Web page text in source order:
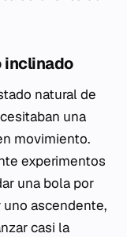
inclinado
natural de
una
movimiento.
experimentos
una bola por
ascendente,
casi la